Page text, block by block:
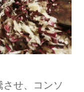
せ、コンソ